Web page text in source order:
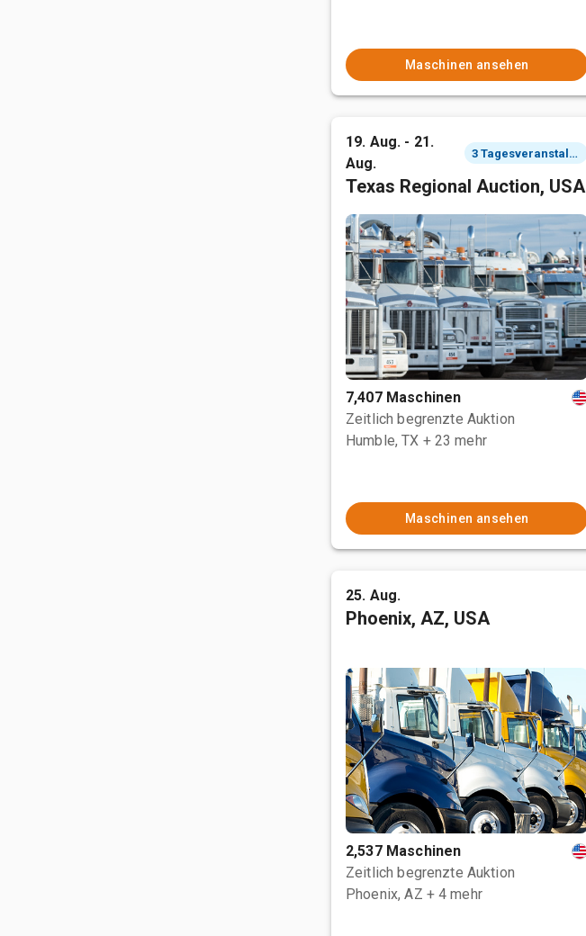
Maschinen ansehen
19. Aug. - 21.
Aug.
3 Tagesveranstaltung
Texas Regional Auction, USA
7,407 Maschinen
Zeitlich begrenzte Auktion
Humble, TX + 23 mehr
Maschinen ansehen
25. Aug.
Phoenix, AZ, USA
2,537 Maschinen
Zeitlich begrenzte Auktion
Phoenix, AZ + 4 mehr